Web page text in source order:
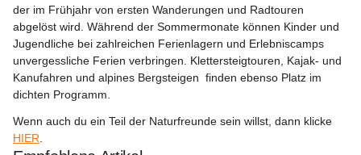
der im Frühjahr von ersten Wanderungen und Radtouren
abgelöst wird. Während der Sommermonate können Kinder und
Jugendliche bei zahlreichen Ferienlagern und Erlebniscamps
unvergessliche Ferien verbringen. Klettersteigtouren
Kajak- und
Kanufahren und alpines Bergsteigen finden ebenso Platz im
dichten Programm.
Wenn auch du ein Teil der Naturfreunde sein willst, dann klicke
HIER